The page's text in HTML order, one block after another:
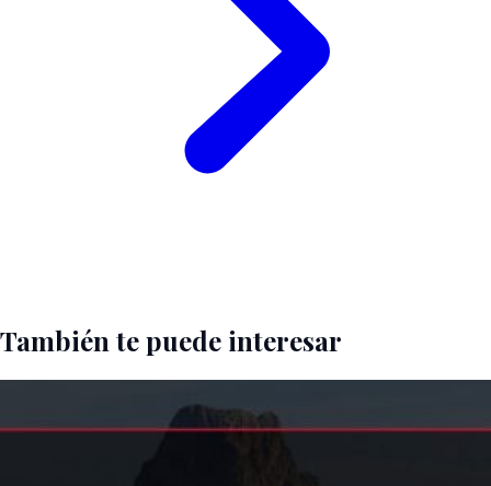
También te puede interesar